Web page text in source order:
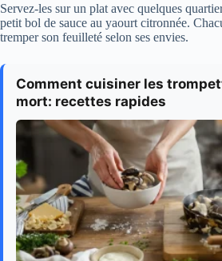
Servez-les sur un plat avec quelques
petit bol de sauce au yaourt citronnée.
tremper son feuilleté selon ses envies.
Comment cuisiner les
mort: recettes rapides